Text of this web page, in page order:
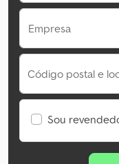
Empresa
Código postal e
Sou